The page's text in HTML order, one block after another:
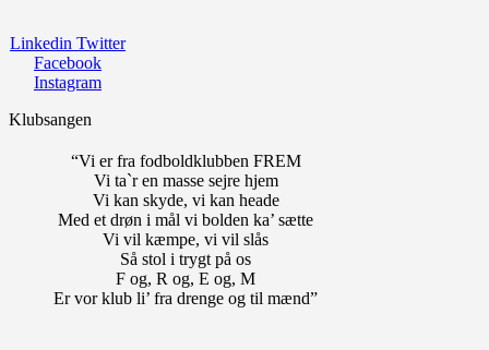
Linkedin Twitter
Facebook
Instagram
Klubsangen
“Vi er fra fodboldklubben FREM
Vi ta`r en masse sejre hjem
Vi kan skyde, vi kan heade
Med et drøn i mål vi bolden ka’ sætte
Vi vil kæmpe, vi vil slås
Så stol i trygt på os
F og, R og, E og, M
Er vor klub li’ fra drenge og til mænd”